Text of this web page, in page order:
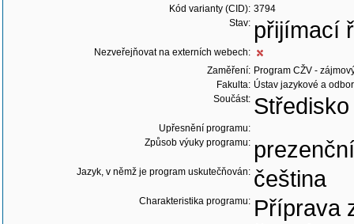
Kód varianty (CID): 3794
Stav: přijímací
Nezveřejňovat na externích webech:
Zaměření: Program CŽV -
Fakulta: Ústav jazykové a
Součást:
Upřesnění programu:
Způsob výuky programu: prezenční
Jazyk, v němž je program uskutečňován: čeština
Charakteristika programu: Příprava